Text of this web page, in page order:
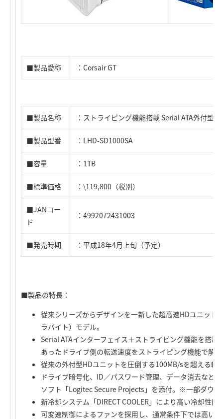
■製品愛称 ：Corsair GT
■製品名称 ：ストライピング機能搭載 Serial ATA外付型
■製品型番 ：LHD-SD1000SA
■容量 ：1TB
■標準価格 ：\119,800（税別）
■JANコー
ド
：4992072431003
■発売時期 ：平成18年4月上旬（予定）
■製品の特長：
従来シリーズからデザインを一新した超高速HDユニット
ラバイト）モデル。
Serial ATAインターフェイス＋ストライピング機能を搭載
あったドライブ側の転送速度をストライピング機能で解
従来の外付型HDユニットを圧倒する100MB/sを超える転
ドライブ暗号化、ID／パスワード管理、データ消去など
ソフト「Logitec Secure Projects」を添付。※一部ダウン
新冷却システム「DIRECT COOLER」により高い冷却性能
可変速制御によるファンを採用し、通常条件下では高い